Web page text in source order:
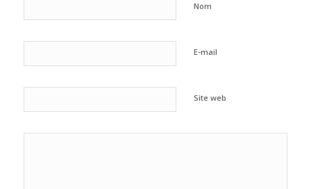
Nom
E-mail
Site web